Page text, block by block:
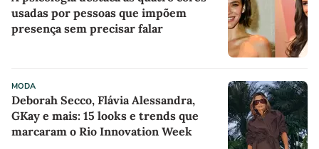
usadas por pessoas que impõem
presença sem precisar falar
MODA
Deborah Secco, Flávia Alessandra,
GKay e mais: 15 looks e trends que
marcaram o Rio Innovation Week